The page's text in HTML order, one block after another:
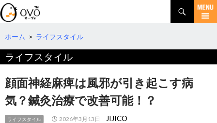
検
索
コ
テ
ツ
へ
移
動
ホーム > ライフスタイル
ライフスタイル
顔面神経麻痺は風邪が引き起こす病
気？鍼灸治療で改善可能！？
ライフスタイル 2026年3月13日 JIJICO